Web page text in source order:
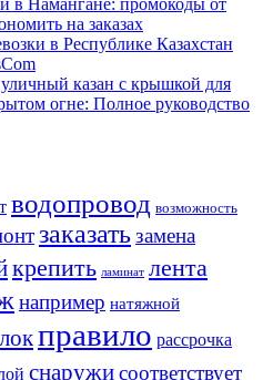
в Намангане: промокоды от
на заказах
в Республике Казахстан
казан с крышкой для
огне: Полное руководство
водопровод возможность
заказатьзамена
крепить ламинат лента
например натяжной
правило рассрочка
снаружисоответствует